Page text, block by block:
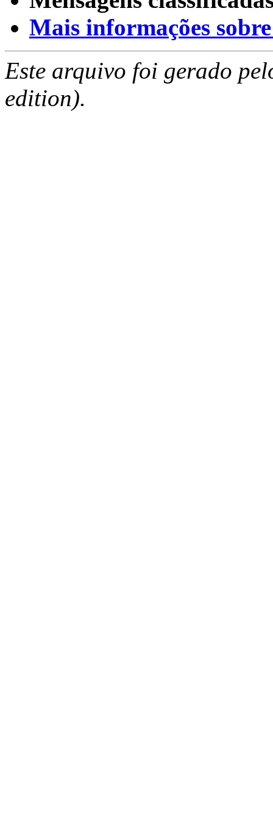
Mais informações
Este arquivo foi gerado
edition).